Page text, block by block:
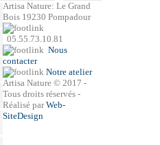
Artisa Nature: Le Grand
Bois 19230 Pompadour
05.55.73.10.81
Nous
contacter
Notre atelier
Artisa Nature © 2017 -
Tous droits réservés -
Réalisé parWeb-
SiteDesign